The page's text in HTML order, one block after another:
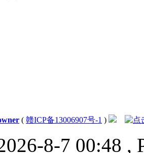
( 赣ICP备13006907号-1 )
8-7 00:48 ,